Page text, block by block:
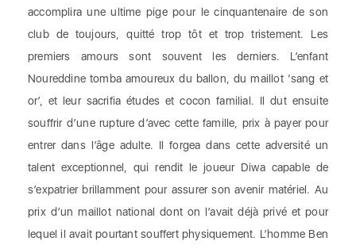
accomplira une ultime pige pour le cinquantenaire de son
club de toujours, quitté trop tôt et trop tristement. Les
premiers amours sont souvent les derniers. L’enfant
Noureddine tomba amoureux du ballon, du maillot ‘sang et
or’, et leur sacrifia études et cocon familial. Il dut ensuite
souffrir d’une rupture d’avec cette famille, prix à payer pour
entrer dans l’âge adulte. Il forgea dans cette adversité un
talent exceptionnel, qui rendit le joueur Diwa capable de
s’expatrier brillamment pour assurer son avenir matériel. Au
prix d’un maillot national dont on l’avait déjà privé et pour
lequel il avait pourtant souffert physiquement. L’homme Ben